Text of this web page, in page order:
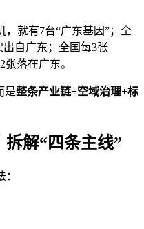
，就有7台“广东基因”；全
出自广东；全国每3张
落在广东。
是整条产业链+空域治理+标
解“四条主线”